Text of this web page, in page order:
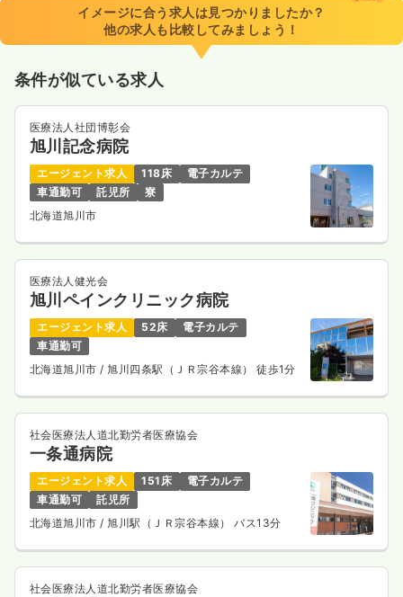
8:30～17:00（休憩45分）
日祝休み
月給30万円以上可
気になる
日勤のみ（パート）
給与 時給1,200円〜
時間 8:30～17:00（休憩45分）
外来正・准看護師 一般病院
日勤のみ（常勤） 一時募集休止
給与 24.0 万円 /月 賞与4.15ヶ月
※経験7年の例
時間 8:30～17:00
日祝休み
担当業務未経験可
ブランク可
月給35万円以上可
イメージに合う求人は見つかりましたか？
他の求人も比較してみましょう！
条件が似ている求人
医療法人社団博彰会
旭川記念病院
エージェント求人 118床
電子カルテ
車通勤可
託児所
寮
北海道旭川市
医療法人健光会
旭川ペインクリニック病院
エージェント求人 52床
電子カルテ
車通勤可
北海道旭川市/ 旭川四条駅（ＪＲ宗谷本線） 徒歩1分
社会医療法人道北勤労者医療協会
一条通病院
エージェント求人 151床
電子カルテ
車通勤可
託児所
北海道旭川市/ 旭川駅（ＪＲ宗谷本線） バス13分
社会医療法人道北勤労者医療協会